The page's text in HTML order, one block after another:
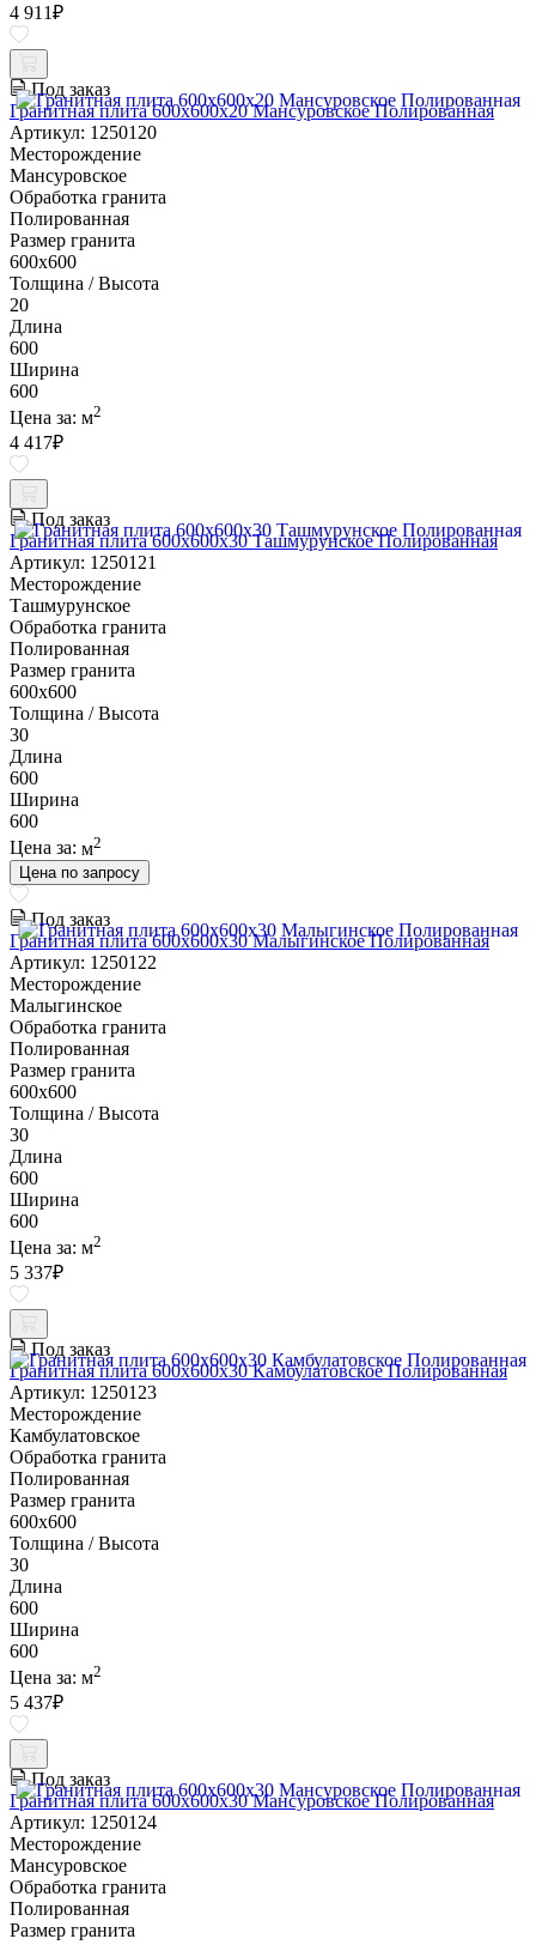
4 911₽
Под заказ
Гранитная плита 600х600x20 Мансуровское Полированная
Артикул: 1250120
Месторождение
Мансуровское
Обработка гранита
Полированная
Размер гранита
600х600
Толщина / Высота
20
Длина
600
Ширина
600
Цена за: м2
4 417₽
Под заказ
Гранитная плита 600х600x30 Ташмурунское Полированная
Артикул: 1250121
Месторождение
Ташмурунское
Обработка гранита
Полированная
Размер гранита
600х600
Толщина / Высота
30
Длина
600
Ширина
600
Цена за: м2
Цена по запросу
Под заказ
Гранитная плита 600х600x30 Малыгинское Полированная
Артикул: 1250122
Месторождение
Малыгинское
Обработка гранита
Полированная
Размер гранита
600х600
Толщина / Высота
30
Длина
600
Ширина
600
Цена за: м2
5 337₽
Под заказ
Гранитная плита 600х600x30 Камбулатовское Полированная
Артикул: 1250123
Месторождение
Камбулатовское
Обработка гранита
Полированная
Размер гранита
600х600
Толщина / Высота
30
Длина
600
Ширина
600
Цена за: м2
5 437₽
Под заказ
Гранитная плита 600х600x30 Мансуровское Полированная
Артикул: 1250124
Месторождение
Мансуровское
Обработка гранита
Полированная
Размер гранита